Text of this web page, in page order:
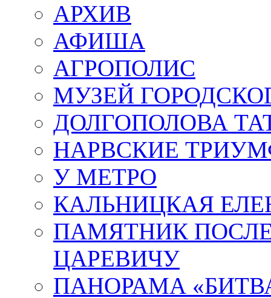
АРХИВ
АФИША
АГРОПОЛИС
МУЗЕЙ
ДОЛГОПОЛОВА
НАРВСКИЕ
У МЕТРО
КАЛЬНИЦКАЯ
ПАМЯТНИК
ЦАРЕВИЧУ
ПАНОРАМА